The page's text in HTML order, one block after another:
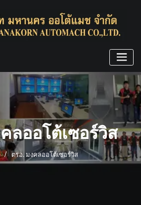
ลออโต้เซอร์วิส
ตรอ. มงคลออโต้เซอร์วิส